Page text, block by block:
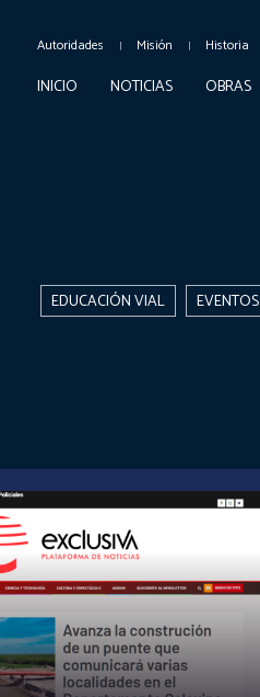
Autoridades Misión Historia
INICIO NOTICIAS OBRAS
EDUCACIÓN VIAL EVENTOS